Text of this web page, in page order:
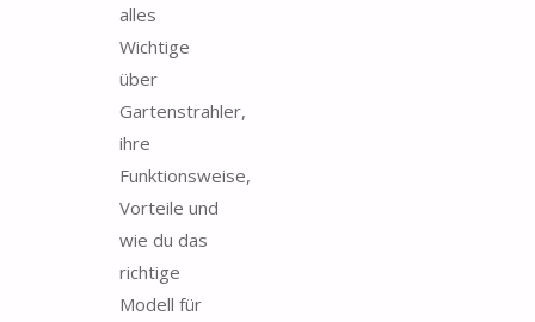
alles
Wichtige
über
Gartenstrahler,
ihre
Funktionsweise,
Vorteile und
wie du das
richtige
Modell für